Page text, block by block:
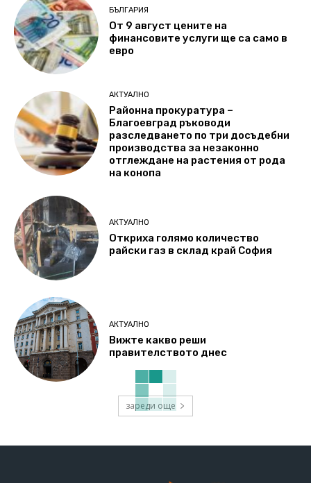
БЪЛГАРИЯ
От 9 август цените на
финансовите услуги ще са само в
евро
АКТУАЛНО
Районна прокуратура –
Благоевград ръководи
разследването по три досъдебни
производства за незаконно
отглеждане на растения от рода
на конопа
АКТУАЛНО
Откриха голямо количество
райски газ в склад край София
АКТУАЛНО
Вижте какво реши
правителството днес
зареди още